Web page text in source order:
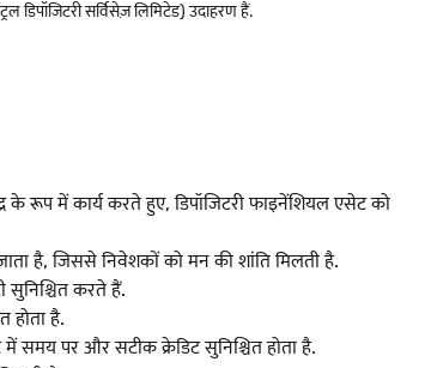
सर्विसेज़ लिमिटेड) उदाहरण हैं.
के रूप में कार्य करते हुए, डिपॉजिटरी फाइनेंशियल एसेट को
है, जिससे निवेशकों को मन की शांति मिलती है.
करते हैं.
होता है.
पर और सटीक क्रेडिट सुनिश्चित होता है.